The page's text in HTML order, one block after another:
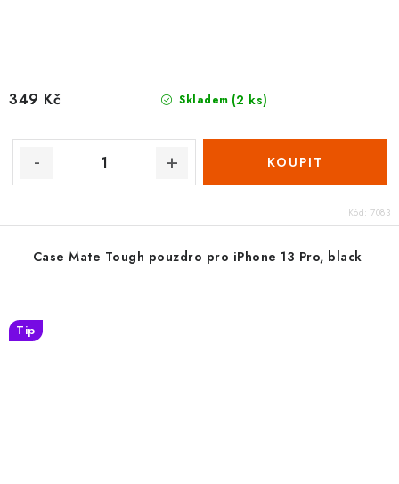
Skladem (2 ks)
349 Kč
Kód: 7083
Case Mate Tough pouzdro pro iPhone 13 Pro, black
Tip